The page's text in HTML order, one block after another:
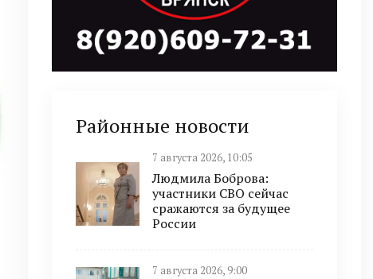
Районные новости
7 августа 2026, 10:05
Людмила Боброва:
участники СВО сейчас
сражаются за будущее
России
7 августа 2026, 9:00